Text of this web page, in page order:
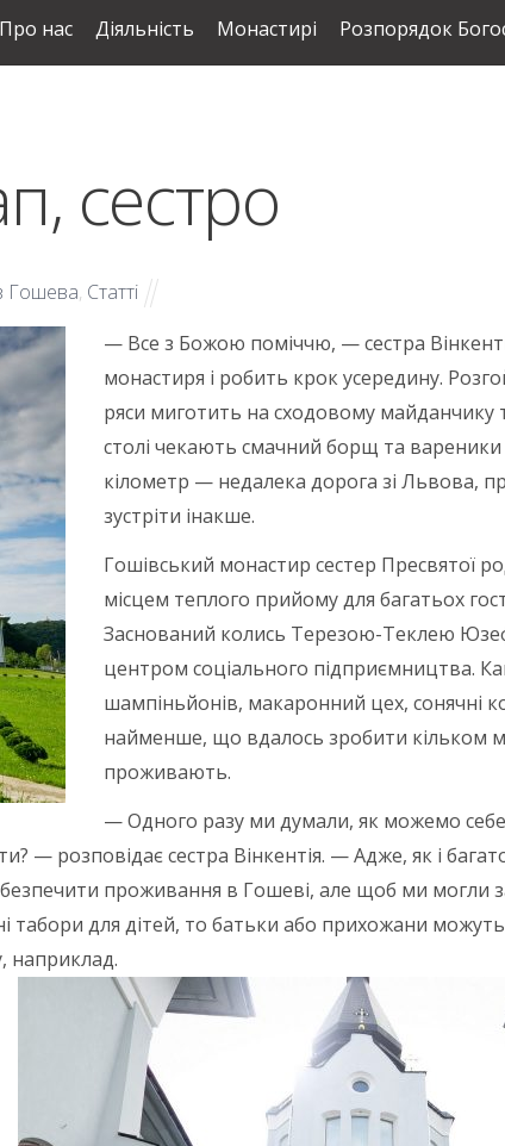
Про нас Діяльність Монастирі Розпорядок
сестро
Гошева, Статті
— Все з Божою поміччю, — сестра
монастиря і робить крок усередину.
ряси миготить на сходовому майданчику
столі чекають смачний борщ та вареники
кілометр — недалека дорога зі Львова,
зустріти інакше.
Гошівський монастир сестер Пресвятої
місцем теплого прийому для багатьох
Заснований колись Терезою-Теклею
центром соціального підприємництва.
шампіньйонів, макаронний цех, сонячні
найменше, що вдалось зробити кільком
проживають.
— Одного разу ми думали, як можемо
— розповідає сестра Вінкентія. — Адже, як і
проживання в Гошеві, але щоб ми могли
табори для дітей, то батьки або прихожани
наприклад.